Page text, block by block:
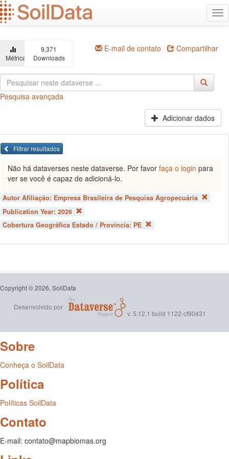
Ir
para
o
principal
Métricas
9,371
Downloads
E-mail de contato Compartilhar
Pesquisa avançada
Adicionar dados
Filtrar resultados
Não há dataverses neste dataverse. Por favor faça o login para
ver se você é capaz de adicioná-lo.
Autor Afiliação: Empresa Brasileira de Pesquisa Agropecuária
Publication Year: 2026
Cobertura Geográfica Estado / Província: PE
Copyright © 2026, SoilData
Desenvolvido por
v. 5.12.1 build 1122-cf90431
Sobre
Conheça o SoilData
Política
Políticas SoilData
Contato
E-mail: contato@mapbiomas.org